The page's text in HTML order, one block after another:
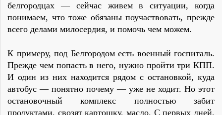
белгородцах — сейчас живем в ситуации, когда
понимаем, что тоже обязаны поучаствовать, прежде
всего делами милосердия, и помочь чем можем.
К примеру, под Белгородом есть военный госпиталь.
Прежде чем попасть в него, нужно пройти три КПП.
И один из них находится рядом с остановкой, куда
автобус — понятно почему — уже не ходит. Но этот
остановочный комплекс полностью забит
продуктами, свозят картошку, масло. С первых дней,